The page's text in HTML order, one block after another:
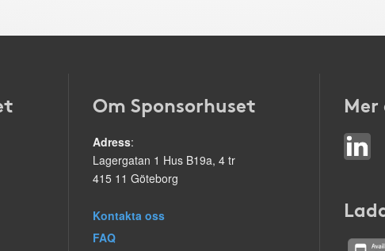
Om Sponsorhuset
Adress:
Lagergatan 1 Hus B19a, 4 tr
415 11 Göteborg
Kontakta oss
FAQ